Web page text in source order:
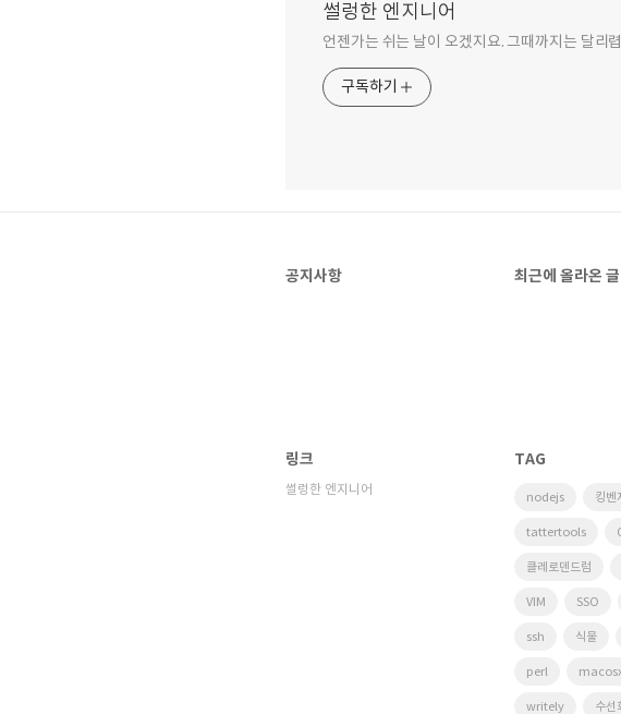
썰렁한 엔지니어
언젠가는 쉬는 날이 오겠지요. 그때까지는 달리
구독하기
공지사항 최근에 올라온 글
링크
썰렁한 엔지니어
TAG
nodejs 킹벤
tattertools
클레로덴드럼
VIM SSO
ssh 식물
perl
writely 수선